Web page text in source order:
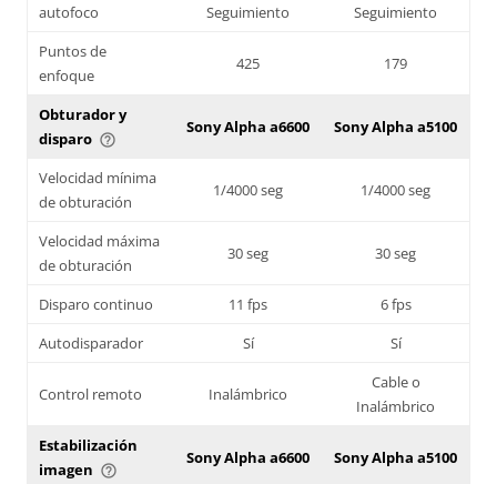
autofoco
Seguimiento
Seguimiento
Puntos de
enfoque
425 179
Obturador y
disparo help_outline
Sony Alpha a6600 Sony Alpha a5100
Velocidad mínima
de obturación
1/4000 seg 1/4000 seg
Velocidad máxima
de obturación
30 seg 30 seg
Disparo continuo 11 fps
6 fps
Autodisparador
Sí Sí
Control remoto Inalámbrico
Cable o
Inalámbrico
Estabilización
imagen help_outline
Sony Alpha a6600 Sony Alpha a5100